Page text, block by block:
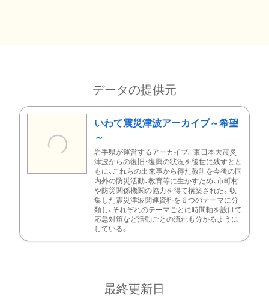
データの提供元
いわて震災津波アーカイブ～希望
～
岩手県が運営するアーカイブ。東日本大震災
津波からの復旧・復興の状況を後世に残すとと
もに、これらの出来事から得た教訓を今後の国
内外の防災活動、教育等に生かすため、市町村
や防災関係機関の協力を得て構築された。収
集した震災津波関連資料を６つのテーマに分
類し、それぞれのテーマごとに時間軸を設けて
応急対策など活動ごとの流れも分かるように
している。
最終更新日